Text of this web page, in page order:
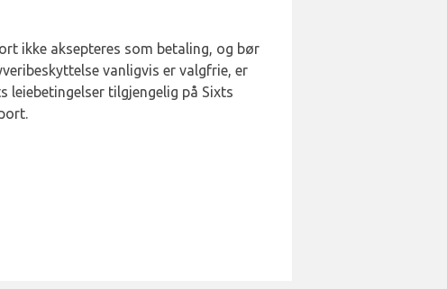
ikke aksepteres som betaling, og bør
vanligvis er valgfrie, er
tilgjengelig på Sixts